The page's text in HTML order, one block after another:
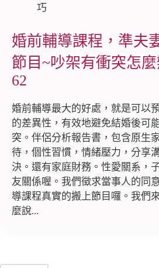
巧
婚前輔導課程，準夫
節目~吵架有衝突怎麼
62
婚前輔導最大的好處，就是可以
的差異性，有效地避免結婚後可
突。伴侶分析報告書，包含原生
待，個性習慣，情緒壓力，分享
決。還有家庭財務。性愛關系，
友關係喔。我們徵求當事人的同
導課程真實的搬上節目囉。我們
麼說...